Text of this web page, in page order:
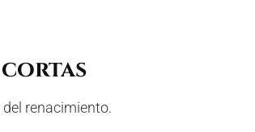
renacimiento.